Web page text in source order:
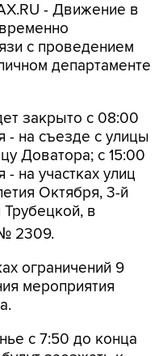
- Движение в
с проведением
департаменте
закрыто с 08:00
- на съезде с улицы
Доватора; с 15:00
на участках улиц
Октября, 3-й
в
2309.
ограничений 9
мероприятия
с 7:50 до конца